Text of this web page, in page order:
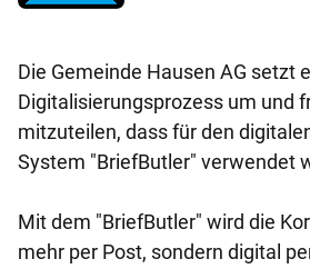
Die Gemeinde Hausen AG setzt
Digitalisierungsprozess um und
mitzuteilen, dass für den
System "BriefButler" verwendet
Mit dem "BriefButler" wird die
mehr per Post, sondern digital